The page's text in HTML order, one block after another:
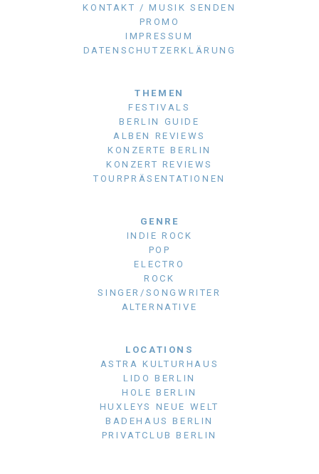
KONTAKT / MUSIK SENDEN
PROMO
IMPRESSUM
DATENSCHUTZERKLÄRUNG
THEMEN
FESTIVALS
BERLIN GUIDE
ALBEN REVIEWS
KONZERTE BERLIN
KONZERT REVIEWS
TOURPRÄSENTATIONEN
GENRE
INDIE ROCK
POP
ELECTRO
ROCK
SINGER/SONGWRITER
ALTERNATIVE
LOCATIONS
ASTRA KULTURHAUS
LIDO BERLIN
HOLE BERLIN
HUXLEYS NEUE WELT
BADEHAUS BERLIN
PRIVATCLUB BERLIN